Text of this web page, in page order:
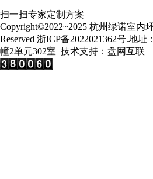
扫一扫专家定制方案
Copyright©2022~2025 杭州绿诺室内
Reserved 浙ICP备2022021362号.地址
幢2单元302室 技术支持： 盘网互联